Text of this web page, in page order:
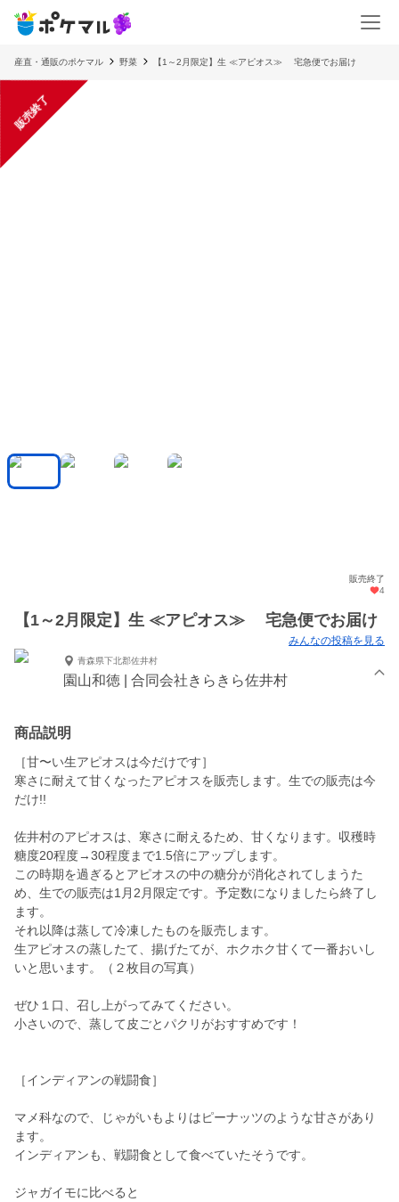
産直・通販のポケマル 野菜 【1～2月限定】生 ≪アピオス≫ 宅急便でお届け
販売終了
販売終了
4
【1～2月限定】生 ≪アピオス≫ 宅急便でお届け
みんなの投稿を見る
青森県下北郡佐井村
園山和徳 | 合同会社きらきら佐井村
商品説明
［甘〜い生アピオスは今だけです］
寒さに耐えて甘くなったアピオスを販売します。生での販売は今
だけ!!
佐井村のアピオスは、寒さに耐えるため、甘くなります。収穫時
糖度20程度→30程度まで1.5倍にアップします。
この時期を過ぎるとアピオスの中の糖分が消化されてしまうた
め、生での販売は1月2月限定です。予定数になりましたら終了し
ます。
それ以降は蒸して冷凍したものを販売します。
生アピオスの蒸したて、揚げたてが、ホクホク甘くて一番おいし
いと思います。（２枚目の写真）
ぜひ１口、召し上がってみてください。
小さいので、蒸して皮ごとパクリがおすすめです！
［インディアンの戦闘食］
マメ科なので、じゃがいもよりはピーナッツのような甘さがあり
ます。
インディアンも、戦闘食として食べていたそうです。
ジャガイモに比べると